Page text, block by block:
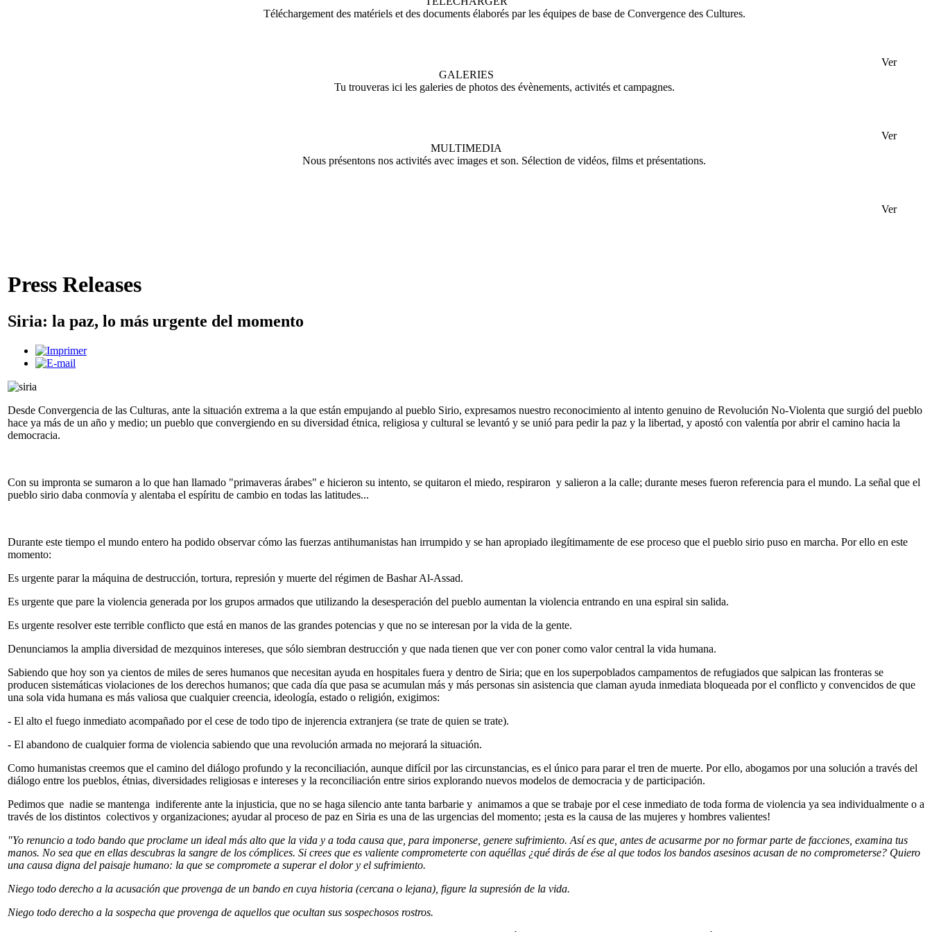
Téléchargement des matériels et des documents élaborés par les équipes de base de Convergence des Cultures.
Ver
GALERIES
Tu trouveras ici les galeries de photos des évènements, activités et campagnes.
Ver
MULTIMEDIA
Nous présentons nos activités avec images et son. Sélection de vidéos, films et présentations.
Ver
Press Releases
Siria: la paz, lo más urgente del momento
Desde Convergencia de las Culturas, ante la situación extrema a la que están empujando al pueblo Sirio, expresamos nuestro reconocimiento al intento genuino de Revolución No-Violenta que surgió del pueblo
hace ya más de un año y medio; un pueblo que convergiendo en su diversidad étnica, religiosa y cultural se levantó y se unió para pedir la paz y la libertad, y apostó con valentía por abrir el camino hacia la
democracia.
Con su impronta se sumaron a lo que han llamado "primaveras árabes" e hicieron su intento, se quitaron el miedo, respiraron y salieron a la calle; durante meses fueron referencia para el mundo. La señal que el
pueblo sirio daba conmovía y alentaba el espíritu de cambio en todas las latitudes...
Durante este tiempo el mundo entero ha podido observar cómo las fuerzas antihumanistas han irrumpido y se han apropiado ilegítimamente de ese proceso que el pueblo sirio puso en marcha. Por ello en este
momento:
Es urgente parar la máquina de destrucción, tortura, represión y muerte del régimen de Bashar Al-Assad.
Es urgente que pare la violencia generada por los grupos armados que utilizando la desesperación del pueblo aumentan la violencia entrando en una espiral sin salida.
Es urgente resolver este terrible conflicto que está en manos de las grandes potencias y que no se interesan por la vida de la gente.
Denunciamos la amplia diversidad de mezquinos intereses, que sólo siembran destrucción y que nada tienen que ver con poner como valor central la vida humana.
Sabiendo que hoy son ya cientos de miles de seres humanos que necesitan ayuda en hospitales fuera y dentro de Siria; que en los superpoblados campamentos de refugiados que salpican las fronteras se
producen sistemáticas violaciones de los derechos humanos; que cada día que pasa se acumulan más y más personas sin asistencia que claman ayuda inmediata bloqueada por el conflicto y convencidos de que
una sola vida humana es más valiosa que cualquier creencia, ideología, estado o religión, exigimos:
- El alto el fuego inmediato acompañado por el cese de todo tipo de injerencia extranjera (se trate de quien se trate).
- El abandono de cualquier forma de violencia sabiendo que una revolución armada no mejorará la situación.
Como humanistas creemos que el camino del diálogo profundo y la reconciliación, aunque difícil por las circunstancias, es el único para parar el tren de muerte. Por ello, abogamos por una solución a través del
diálogo entre los pueblos, étnias, diversidades religiosas e intereses y la reconciliación entre sirios explorando nuevos modelos de democracia y de participación.
Pedimos que nadie se mantenga indiferente ante la injusticia, que no se haga silencio ante tanta barbarie y animamos a que se trabaje por el cese inmediato de toda forma de violencia ya sea individualmente o a
través de los distintos colectivos y organizaciones; ayudar al proceso de paz en Siria es una de las urgencias del momento; ¡esta es la causa de las mujeres y hombres valientes!
"Yo renuncio a todo bando que proclame un ideal más alto que la vida y a toda causa que, para imponerse, genere sufrimiento. Así es que, antes de acusarme por no formar parte de facciones, examina tus
manos. No sea que en ellas descubras la sangre de los cómplices. Si crees que es valiente comprometerte con aquéllas ¿qué dirás de ése al que todos los bandos asesinos acusan de no comprometerse? Quiero
una causa digna del paisaje humano: la que se compromete a superar el dolor y el sufrimiento.
Niego todo derecho a la acusación que provenga de un bando en cuya historia (cercana o lejana), figure la supresión de la vida.
Niego todo derecho a la sospecha que provenga de aquellos que ocultan sus sospechosos rostros.